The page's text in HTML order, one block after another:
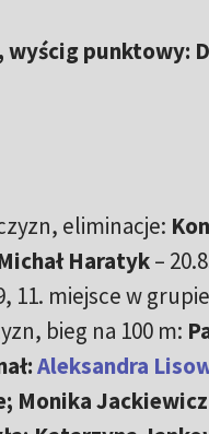
wyścig punktowy:
eliminacje:
Haratyk–
11. miejsce w
bieg na 100 m:
Aleksandra
Monika